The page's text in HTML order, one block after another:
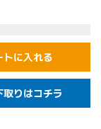
トに入れる
取りはコチラ